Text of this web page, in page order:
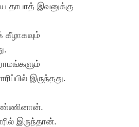
தாபாத் இவனுக்கு
கீழாகவும்
இருந்தது.
இருந்தான்.